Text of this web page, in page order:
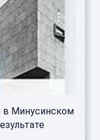
в Минусинском